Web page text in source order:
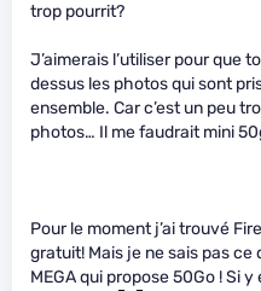
trop pourrit?
J’aimerais l’utiliser pour que
dessus les photos qui sont
ensemble. Car c’est un peu
photos… Il me faudrait mini
Pour le moment j’ai trouvé
gratuit! Mais je ne sais pas
MEGA qui propose 50Go ! Si